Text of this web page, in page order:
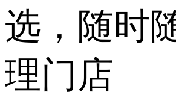
选，随时
理门店